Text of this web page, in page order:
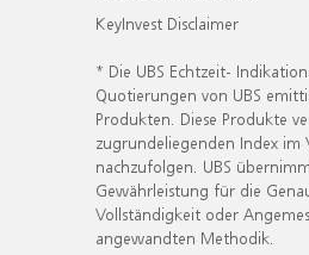
KeyInvest Disclaimer
* Die UBS Echtzeit-
Quotierungen von UBS
Produkten. Diese Produkte
zugrundeliegenden Index im
nachzufolgen. UBS
Gewährleistung für die
Vollständigkeit oder
angewandten Methodik.